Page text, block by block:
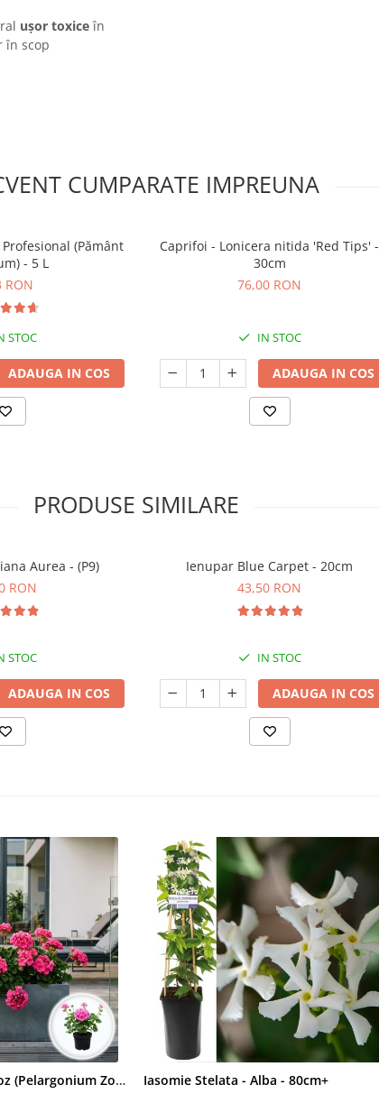
ușor toxiceîn
în scop
CUMPARATE IMPREUNA
(Pământ
- 5 L
RON
STOC
ADAUGA IN COS
Caprifoi - Lonicera nitida 'Red Tips' -
30cm
76,00 RON
IN STOC
ADAUGA IN COS
PRODUSE SIMILARE
Aurea - (P9)
RON
STOC
ADAUGA IN COS
Ienupar Blue Carpet - 20cm
43,50 RON
IN STOC
ADAUGA IN COS
Mușcată Dreaptă Roz (Pelargonium Zonale) Iasomie Stelata - Alba - 80cm+